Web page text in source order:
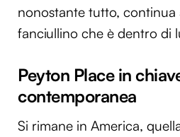
nonostante tutto, continua
fanciullino che è dentro di
Peyton Place in
contemporanea
Si rimane in America,